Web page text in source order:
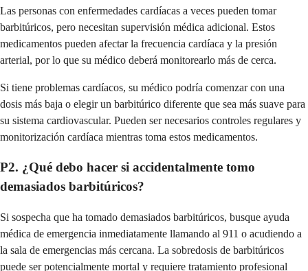
Las personas con enfermedades cardíacas a veces pueden tomar
barbitúricos, pero necesitan supervisión médica adicional. Estos
medicamentos pueden afectar la frecuencia cardíaca y la presión
arterial, por lo que su médico deberá monitorearlo más de cerca.
Si tiene problemas cardíacos, su médico podría comenzar con una
dosis más baja o elegir un barbitúrico diferente que sea más suave para
su sistema cardiovascular. Pueden ser necesarios controles regulares y
monitorización cardíaca mientras toma estos medicamentos.
P2. ¿Qué debo hacer si accidentalmente tomo
demasiados barbitúricos?
Si sospecha que ha tomado demasiados barbitúricos, busque ayuda
médica de emergencia inmediatamente llamando al 911 o acudiendo a
la sala de emergencias más cercana. La sobredosis de barbitúricos
puede ser potencialmente mortal y requiere tratamiento profesional